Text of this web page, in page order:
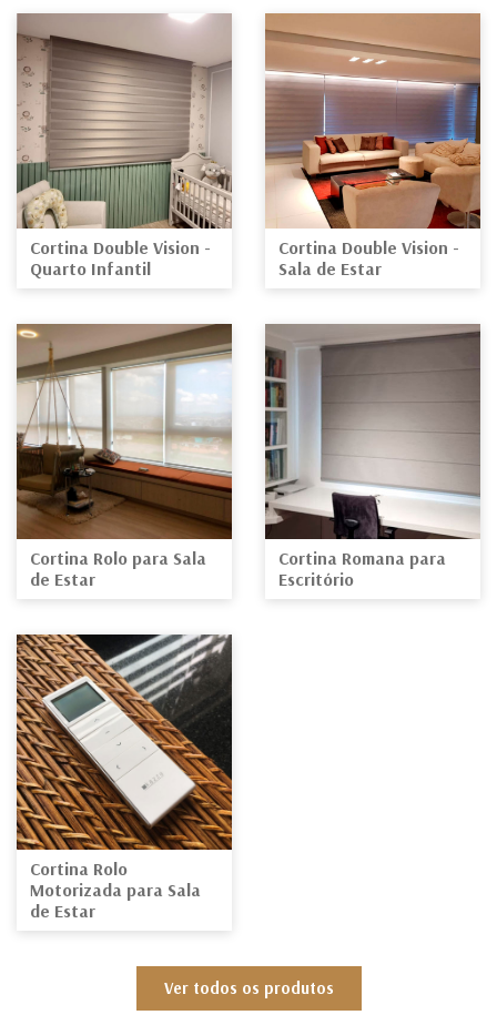
Cortina Double Vision -
Quarto Infantil
Cortina Double Vision -
Sala de Estar
Cortina Rolo para Sala
de Estar
Cortina Romana para
Escritório
Cortina Rolo
Motorizada para Sala
de Estar
Ver todos os produtos